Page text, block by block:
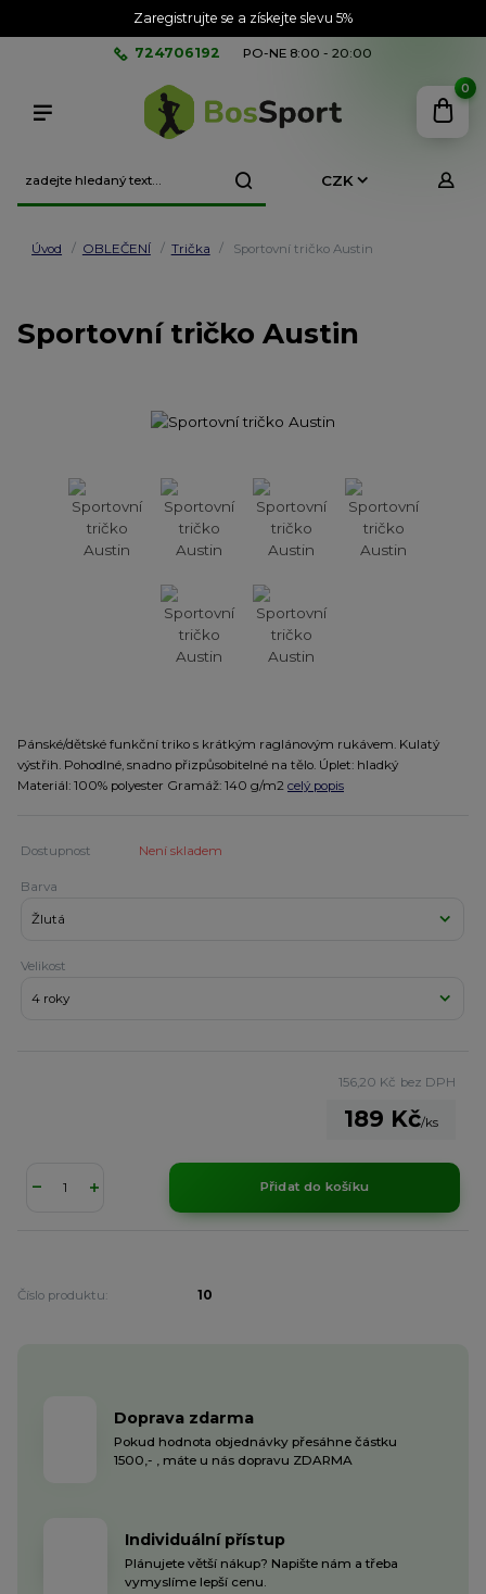
Zaregistrujte se a získejte slevu 5%
CZK
724706192 PO-NE 8:00 - 20:00
0
Úvod OBLEČENÍ Trička Sportovní tričko Austin
Sportovní tričko Austin
Pánské/dětské funkční triko s krátkým raglánovým rukávem. Kulatý
výstřih. Pohodlné, snadno přizpůsobitelné na tělo. Úplet: hladký
Materiál: 100% polyester Gramáž: 140 g/m2 celý popis
Dostupnost Není skladem
Barva
Velikost
189 Kč/ks
156,20 Kč bez DPH
Přidat do košíku
Číslo produktu: 10
Doprava zdarma
Pokud hodnota objednávky přesáhne částku
1500,- , máte u nás dopravu ZDARMA
Individuální přístup
Plánujete větší nákup? Napište nám a třeba
vymyslíme lepší cenu.